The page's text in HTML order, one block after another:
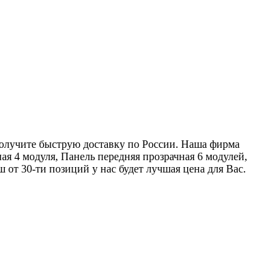
быструю доставку по России. Наша фирма
4 модуля, Панель передняя прозрачная 6 модулей,
30-ти позиций у нас будет лучшая цена для Вас.